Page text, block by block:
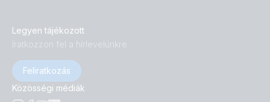
Legyen tájékozott
Iratkozzon fel a hírlevelünkre
Feliratkozás
Közösségi médiák